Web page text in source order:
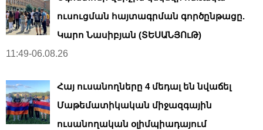
ուսուցման հայտագրման գործընթացը.
Կարո Նասիբյան (ՏԵՍԱՆՅՈւԹ)
11:49-06.08.26
Հայ ուսանողները 4 մեդալ են նվաճել
Մաթեմատիկական միջազգային
ուսանողական օլիմպիադայում